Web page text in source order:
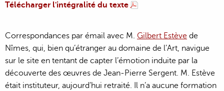
Télécharger l'intégralité du texte
Correspondances par émail avec M. Gilbert Estève de
Nîmes, qui, bien qu’étranger au domaine de l’Art, navigue
sur le site en tentant de capter l’émotion induite par la
découverte des œuvres de Jean-Pierre Sergent. M. Estève
était instituteur, aujourd’hui retraité. Il n’a aucune formation